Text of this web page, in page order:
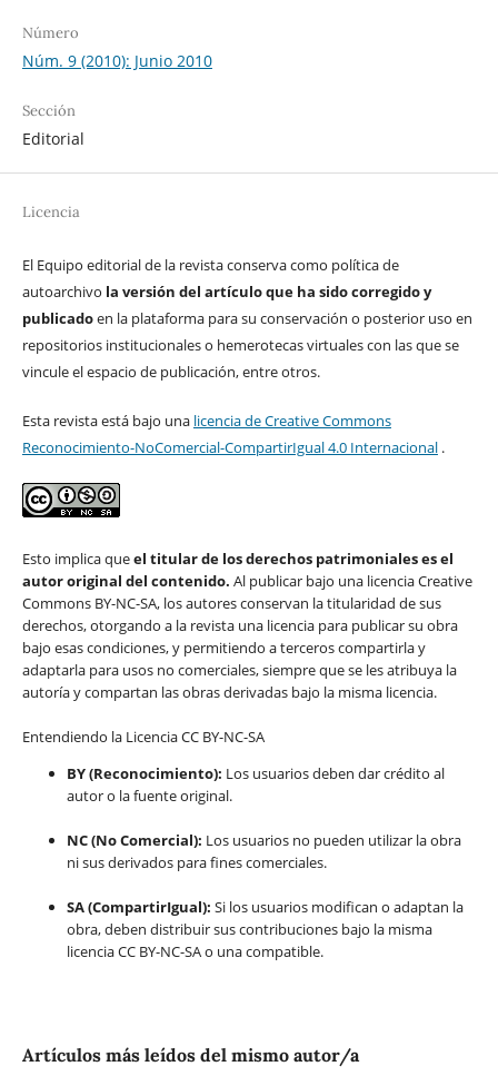
Número
Núm. 9 (2010): Junio 2010
Sección
Editorial
Licencia
El Equipo editorial de la revista conserva como política de
autoarchivo la versión del artículo que ha sido corregido y
publicadoen la plataforma para su conservación o posterior uso en
repositorios institucionales o hemerotecas virtuales con las que se
vincule el espacio de publicación, entre otros.
Esta revista está bajo una licencia de Creative Commons
Reconocimiento-NoComercial-CompartirIgual 4.0 Internacional.
Esto implica queel titular de los derechos patrimoniales es el
autor original del contenido. Al publicar bajo una licencia Creative
Commons BY-NC-SA, los autores conservan la titularidad de sus
derechos, otorgando a la revista una licencia para publicar su obra
bajo esas condiciones, y permitiendo a terceros compartirla y
adaptarla para usos no comerciales, siempre que se les atribuya la
autoría y compartan las obras derivadas bajo la misma licencia.
Entendiendo la Licencia CC BY-NC-SA
BY (Reconocimiento): Los usuarios deben dar crédito al
autor o la fuente original.
NC (No Comercial): Los usuarios no pueden utilizar la obra
ni sus derivados para fines comerciales.
SA (CompartirIgual): Si los usuarios modifican o adaptan la
obra, deben distribuir sus contribuciones bajo la misma
licencia CC BY-NC-SA o una compatible.
Artículos más leídos del mismo autor/a